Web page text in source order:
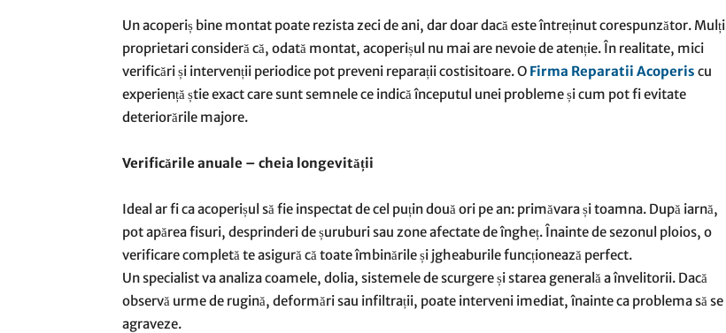
comunicate
presa
Un acoperiș bine montat poate rezista zeci de ani, dar doar dacă este întreținut corespunzător. Mulți
proprietari consideră că, odată montat, acoperișul nu mai are nevoie de atenție. În realitate, mici
verificări și intervenții periodice pot preveni reparații costisitoare. O Firma Reparatii Acoperis cu
experiență știe exact care sunt semnele ce indică începutul unei probleme și cum pot fi evitate
deteriorările majore.
Verificările anuale – cheia longevității
Ideal ar fi ca acoperișul să fie inspectat de cel puțin două ori pe an: primăvara și toamna. După iarnă,
pot apărea fisuri, desprinderi de șuruburi sau zone afectate de îngheț. Înainte de sezonul ploios, o
verificare completă te asigură că toate îmbinările și jgheaburile funcționează perfect.
Un specialist va analiza coamele, dolia, sistemele de scurgere și starea generală a învelitorii. Dacă
observă urme de rugină, deformări sau infiltrații, poate interveni imediat, înainte ca problema să se
agraveze.